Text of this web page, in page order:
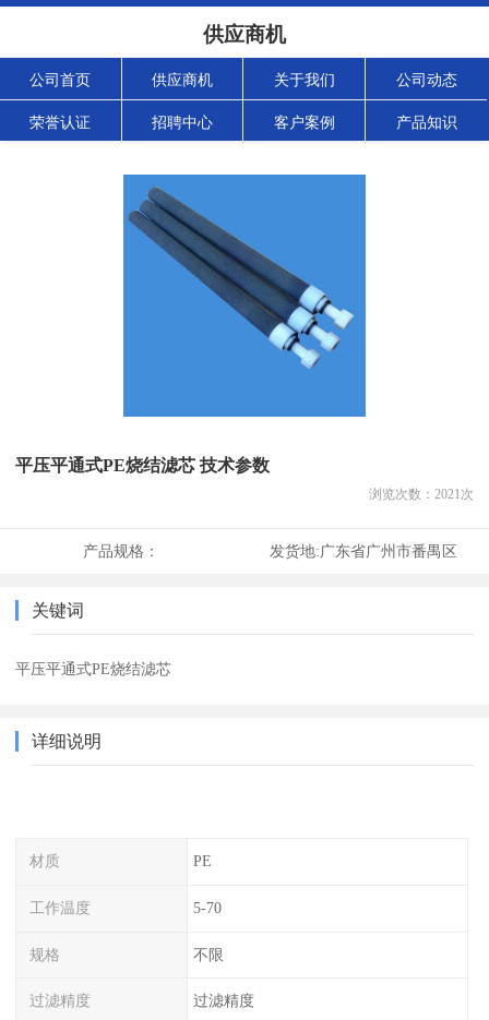
供应商机
公司首页 供应商机 关于我们 公司动态
荣誉认证 招聘中心 客户案例 产品知识
平压平通式PE烧结滤芯 技术参数
浏览次数： 2021次
产品规格： 发货地:广东省广州市番禺区
关键词
平压平通式PE烧结滤芯
详细说明
材质 PE
工作温度 5-70
规格 不限
过滤精度 过滤精度